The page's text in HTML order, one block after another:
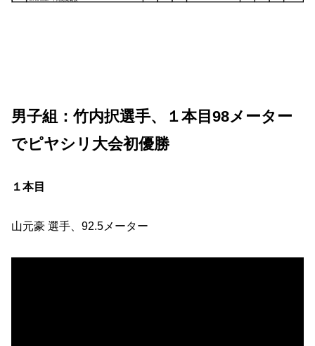
男子組：竹内択選手、１本目98メーター
でピヤシリ大会初優勝
１本目
山元豪 選手、92.5メーター